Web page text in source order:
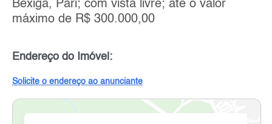
Bexiga, Pari; com vista livre; até o valor
máximo de R$ 300.000,00
Endereço do Imóvel:
Solicite o endereço ao anunciante